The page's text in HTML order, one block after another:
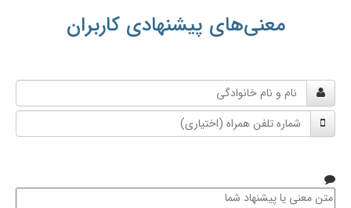
معنی‌های پیشنهادی کاربران
و
نام
خانوادگی
شماره
تلفن
متن